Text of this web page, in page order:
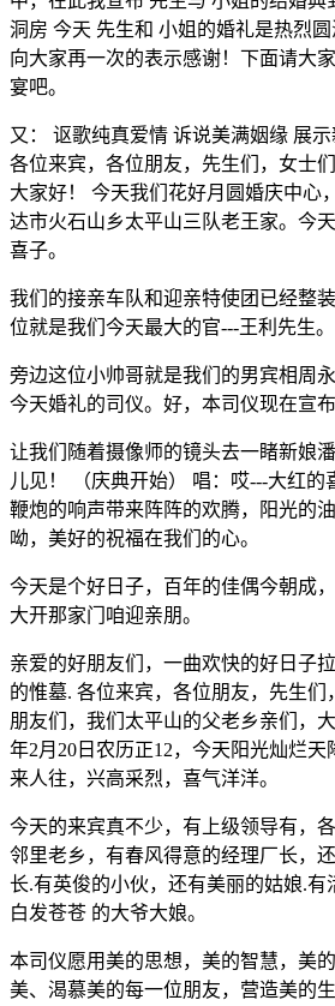
洞房 今天 先生和 小姐的婚礼是热烈
向大家再一次的表示感谢！下面请大
宴吧。
又： 讴歌纯真爱情 诉说美满姻缘 展
各位来宾，各位朋友，先生们，女士
大家好！ 今天我们花好月圆婚庆中心
达市火石山乡太平山三队老王家。今
喜子。
我们的接亲车队和迎亲特使团已经整
位就是我们今天最大的官---王利先生。
旁边这位小帅哥就是我们的男宾相周
今天婚礼的司仪。好，本司仪现在宣
让我们随着摄像师的镜头去一睹新娘
儿见！ （庆典开始） 唱：哎---大红的
鞭炮的响声带来阵阵的欢腾，阳光的
呦，美好的祝福在我们的心。
今天是个好日子，百年的佳偶今朝成
大开那家门咱迎亲朋。
亲爱的好朋友们，一曲欢快的好日子
的惟墓. 各位来宾，各位朋友，先生们
朋友们，我们太平山的父老乡亲们，
年2月20日农历正12，今天阳光灿烂天
来人往，兴高采烈，喜气洋洋。
今天的来宾真不少，有上级领导有，
邻里老乡，有春风得意的经理厂长，
长.有英俊的小伙，还有美丽的姑娘.有
白发苍苍 的大爷大娘。
本司仪愿用美的思想，美的智慧，美
美、渴慕美的每一位朋友，营造美的